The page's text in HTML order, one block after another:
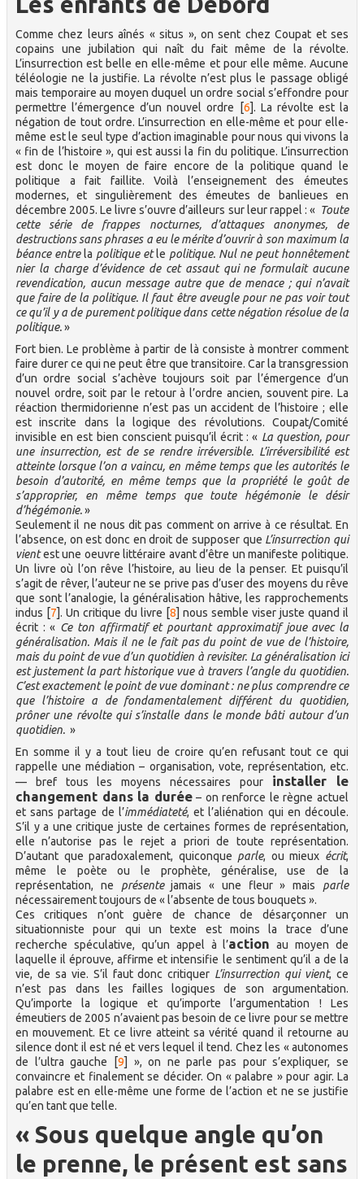
Comme chez leurs aînés « situs », on sent chez Coupat et ses
copains une jubilation qui naît du fait même de la révolte.
L’insurrection est belle en elle-même et pour elle même. Aucune
téléologie ne la justifie. La révolte n’est plus le passage obligé
mais temporaire au moyen duquel un ordre social s’effondre pour
permettre l’émergence d’un nouvel ordre [6]. La révolte est la
négation de tout ordre. L’insurrection en elle-même et pour elle-
même est le seul type d’action imaginable pour nous qui vivons la
« fin de l’histoire », qui est aussi la fin du politique. L’insurrection
est donc le moyen de faire encore de la politique quand le
politique a fait faillite. Voilà l’enseignement des émeutes
modernes, et singulièrement des émeutes de banlieues en
décembre 2005. Le livre s’ouvre d’ailleurs sur leur rappel : « Toute
cette série de frappes nocturnes, d’attaques anonymes, de
destructions sans phrases a eu le mérite d’ouvrir à son maximum la
béance entrela politique etle politique. Nul ne peut honnêtement
nier la charge d’évidence de cet assaut qui ne formulait aucune
revendication, aucun message autre que de menace ; qui n’avait
que faire de la politique. Il faut être aveugle pour ne pas voir tout
ce qu’il y a de purement politique dans cette négation résolue de la
politique.»
Fort bien. Le problème à partir de là consiste à montrer comment
faire durer ce qui ne peut être que transitoire. Car la transgression
d’un ordre social s’achève toujours soit par l’émergence d’un
nouvel ordre, soit par le retour à l’ordre ancien, souvent pire. La
réaction thermidorienne n’est pas un accident de l’histoire ; elle
est inscrite dans la logique des révolutions. Coupat/Comité
invisible en est bien conscient puisqu’il écrit : « La question, pour
une insurrection, est de se rendre irréversible. L’irréversibilité est
atteinte lorsque l’on a vaincu, en même temps que les autorités le
besoin d’autorité, en même temps que la propriété le goût de
s’approprier, en même temps que toute hégémonie le désir
d’hégémonie.»
Seulement il ne nous dit pas comment on arrive à ce résultat. En
l’absence, on est donc en droit de supposer que L’insurrection qui
vientest une oeuvre littéraire avant d’être un manifeste politique.
Un livre où l’on rêve l’histoire, au lieu de la penser. Et puisqu’il
s’agit de rêver, l’auteur ne se prive pas d’user des moyens du rêve
que sont l’analogie, la généralisation hâtive, les rapprochements
indus [7]. Un critique du livre [8] nous semble viser juste quand il
écrit : « Ce ton affirmatif et pourtant approximatif joue avec la
généralisation. Mais il ne le fait pas du point de vue de l’histoire,
mais du point de vue d’un quotidien à revisiter. La généralisation ici
est justement la part historique vue à travers l’angle du quotidien.
C’est exactement le point de vue dominant : ne plus comprendre ce
que l’histoire a de fondamentalement différent du quotidien,
prôner une révolte qui s’installe dans le monde bâti autour d’un
quotidien. »
En somme il y a tout lieu de croire qu’en refusant tout ce qui
rappelle une médiation – organisation, vote, représentation, etc.
— bref tous les moyens nécessaires pourinstaller le
changement dans la durée– on renforce le règne actuel
et sans partage de l’immédiateté, et l’aliénation qui en découle.
S’il y a une critique juste de certaines formes de représentation,
elle n’autorise pas le rejet a priori de toute représentation.
D’autant que paradoxalement, quiconque parle, ou mieux écrit,
même le poète ou le prophète, généralise, use de la
représentation, ne présentejamais « une fleur » mais parle
nécessairement toujours de « l’absente de tous bouquets ».
Ces critiques n’ont guère de chance de désarçonner un
situationniste pour qui un texte est moins la trace d’une
recherche spéculative, qu’un appel à l’action au moyen de
laquelle il éprouve, affirme et intensifie le sentiment qu’il a de la
vie, de sa vie. S’il faut donc critiquer L’insurrection qui vient, ce
n’est pas dans les failles logiques de son argumentation.
Qu’importe la logique et qu’importe l’argumentation ! Les
émeutiers de 2005 n’avaient pas besoin de ce livre pour se mettre
en mouvement. Et ce livre atteint sa vérité quand il retourne au
silence dont il est né et vers lequel il tend. Chez les « autonomes
de l’ultra gauche [9]
», on ne parle pas pour s’expliquer, se
convaincre et finalement se décider. On « palabre » pour agir. La
palabre est en elle-même une forme de l’action et ne se justifie
qu’en tant que telle.
« Sous quelque angle qu’on
le prenne, le présent est sans